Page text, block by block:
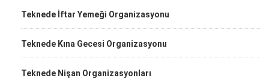
Teknede İftar Yemeği Organizasyonu
Teknede Kına Gecesi Organizasyonu
Teknede Nişan Organizasyonları